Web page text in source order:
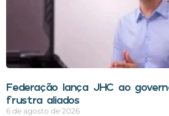
Federação lança JHC ao
frustra aliados
6 de agosto de 2026